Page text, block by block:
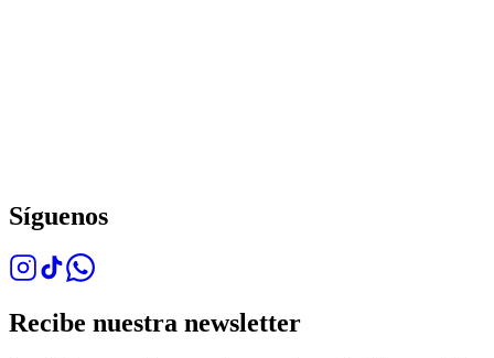
Síguenos
Recibe nuestra newsletter